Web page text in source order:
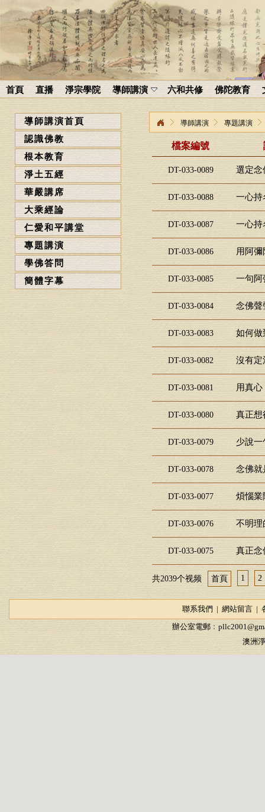
首頁 直播 淨宗學院 導師講演 六和共修 佛陀教育
導師講演首頁
認識佛教
根本教育
淨土五經
華嚴講席
大乘經論
仁愛和平講堂
專題講演
學佛答問
簡體字幕
導師講演 專題講演
檔案編號
DT-033-0089 選定念
DT-033-0088 一心持
DT-033-0087 一心持
DT-033-0086 用阿
DT-033-0085 一句阿
DT-033-0084 念佛聲
DT-033-0083 如何做
DT-033-0082 沒有定
DT-033-0081 用真
DT-033-0080 真正想
DT-033-0079 少說一
DT-033-0078 念佛就
DT-033-0077 煩惱業
DT-033-0076 不明理
DT-033-0075 真正念
共2039个视频 首頁 1 2
聯系我們 | 網站留言|
辦公室電郵﹕
澳洲